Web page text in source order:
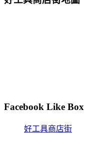
Facebook Like Box
好工具商店街